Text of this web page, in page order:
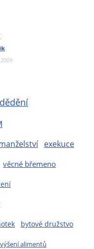
dědění
exekuce
věcné břemeno
bytové družstvo
alimentů